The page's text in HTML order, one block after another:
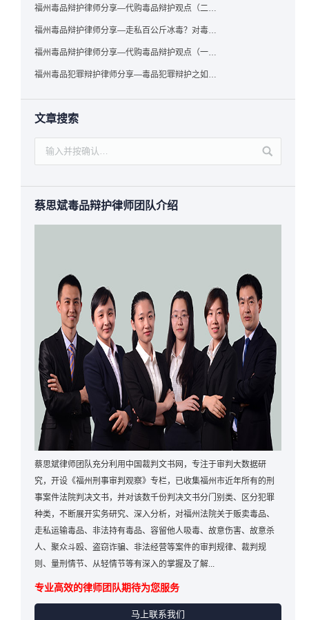
福州毒品辩护律师分享—代购毒品辩护观点（二）——“牟利”之辩
福州毒品辩护律师分享—走私百公斤冰毒？对毒品缺失型走私毒品罪案件，该如何有效辩护
福州毒品辩护律师分享—代购毒品辩护观点（一）——“真假”之辩
福州毒品犯罪辩护律师分享—毒品犯罪辩护之如何提炼言辞证据
文章搜索
蔡思斌毒品辩护律师团队介绍
蔡思斌律师团队充分利用中国裁判文书网，专注于审判大数据研
究，开设《福州刑事审判观察》专栏，已收集福州市近年所有的刑
事案件法院判决文书，并对该数千份判决文书分门别类、区分犯罪
种类，不断展开实务研究、深入分析，对福州法院关于贩卖毒品、
走私运输毒品、非法持有毒品、容留他人吸毒、故意伤害、故意杀
人、聚众斗殴、盗窃诈骗、非法经营等案件的审判规律、裁判规
则、量刑情节、从轻情节等有深入的掌握及了解...
专业高效的律师团队期待为您服务
马上联系我们